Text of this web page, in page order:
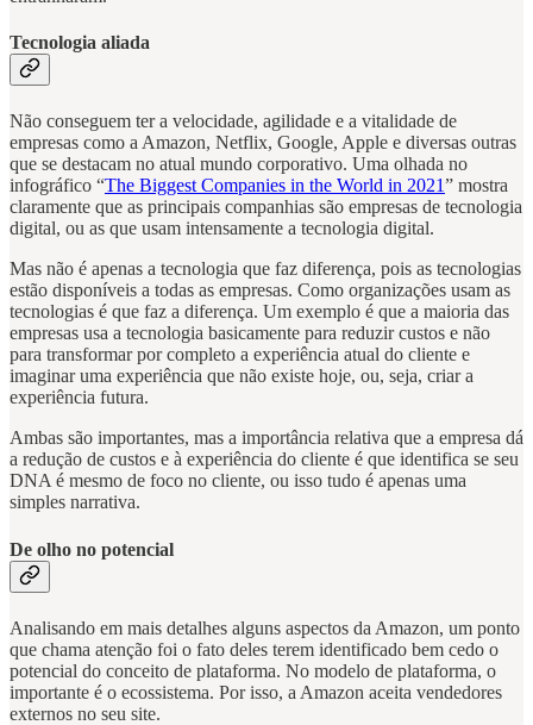
Tecnologia aliada
Não conseguem ter a velocidade, agilidade e a vitalidade de
empresas como a Amazon, Netflix, Google, Apple e diversas outras
que se destacam no atual mundo corporativo. Uma olhada no
infográfico “The Biggest Companies in the World in 2021” mostra
claramente que as principais companhias são empresas de tecnologia
digital, ou as que usam intensamente a tecnologia digital.
Mas não é apenas a tecnologia que faz diferença, pois as tecnologias
estão disponíveis a todas as empresas. Como organizações usam as
tecnologias é que faz a diferença. Um exemplo é que a maioria das
empresas usa a tecnologia basicamente para reduzir custos e não
para transformar por completo a experiência atual do cliente e
imaginar uma experiência que não existe hoje, ou, seja, criar a
experiência futura.
Ambas são importantes, mas a importância relativa que a empresa dá
a redução de custos e à experiência do cliente é que identifica se seu
DNA é mesmo de foco no cliente, ou isso tudo é apenas uma
simples narrativa.
De olho no potencial
Analisando em mais detalhes alguns aspectos da Amazon, um ponto
que chama atenção foi o fato deles terem identificado bem cedo o
potencial do conceito de plataforma. No modelo de plataforma, o
importante é o ecossistema. Por isso, a Amazon aceita vendedores
externos no seu site.